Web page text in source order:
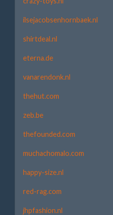
ilsejacobsenhornbaek.nl
shirtdeal.nl
eterna.de
vanarendonk.nl
thehut.com
zeb.be
thefounded.com
muchachomalo.com
happy-size.nl
red-rag.com
jhpfashion.nl